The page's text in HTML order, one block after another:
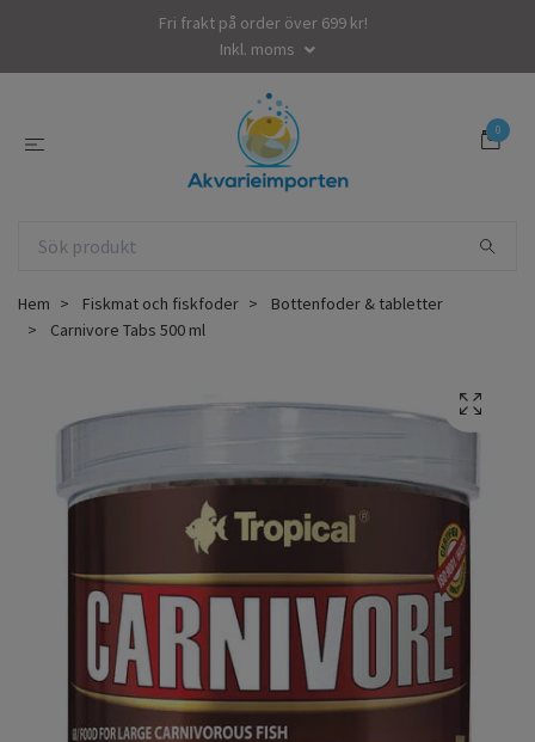
Fri frakt på order över 699 kr!
Inkl. moms
0
Hem Fiskmat och fiskfoder
Bottenfoder & tabletter
Carnivore Tabs 500 ml